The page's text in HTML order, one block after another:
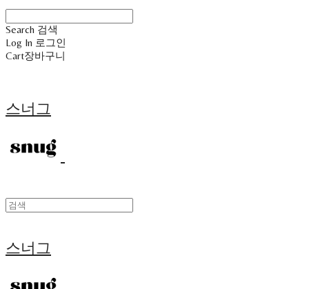
Search 검색
Log In 로그인
Cart장바구니
스너그
스너그